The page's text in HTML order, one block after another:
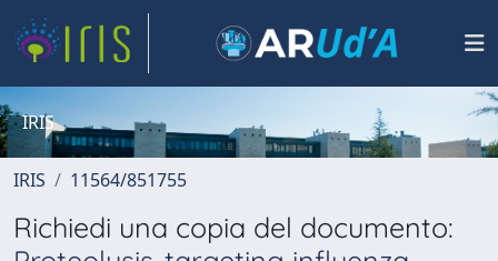
IRIS
IRIS 11564/851755
Richiedi una copia del documento: